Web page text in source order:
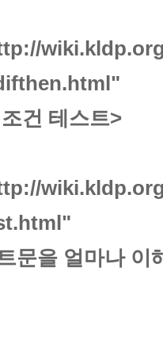
건 테스트>
문을 얼마나 이